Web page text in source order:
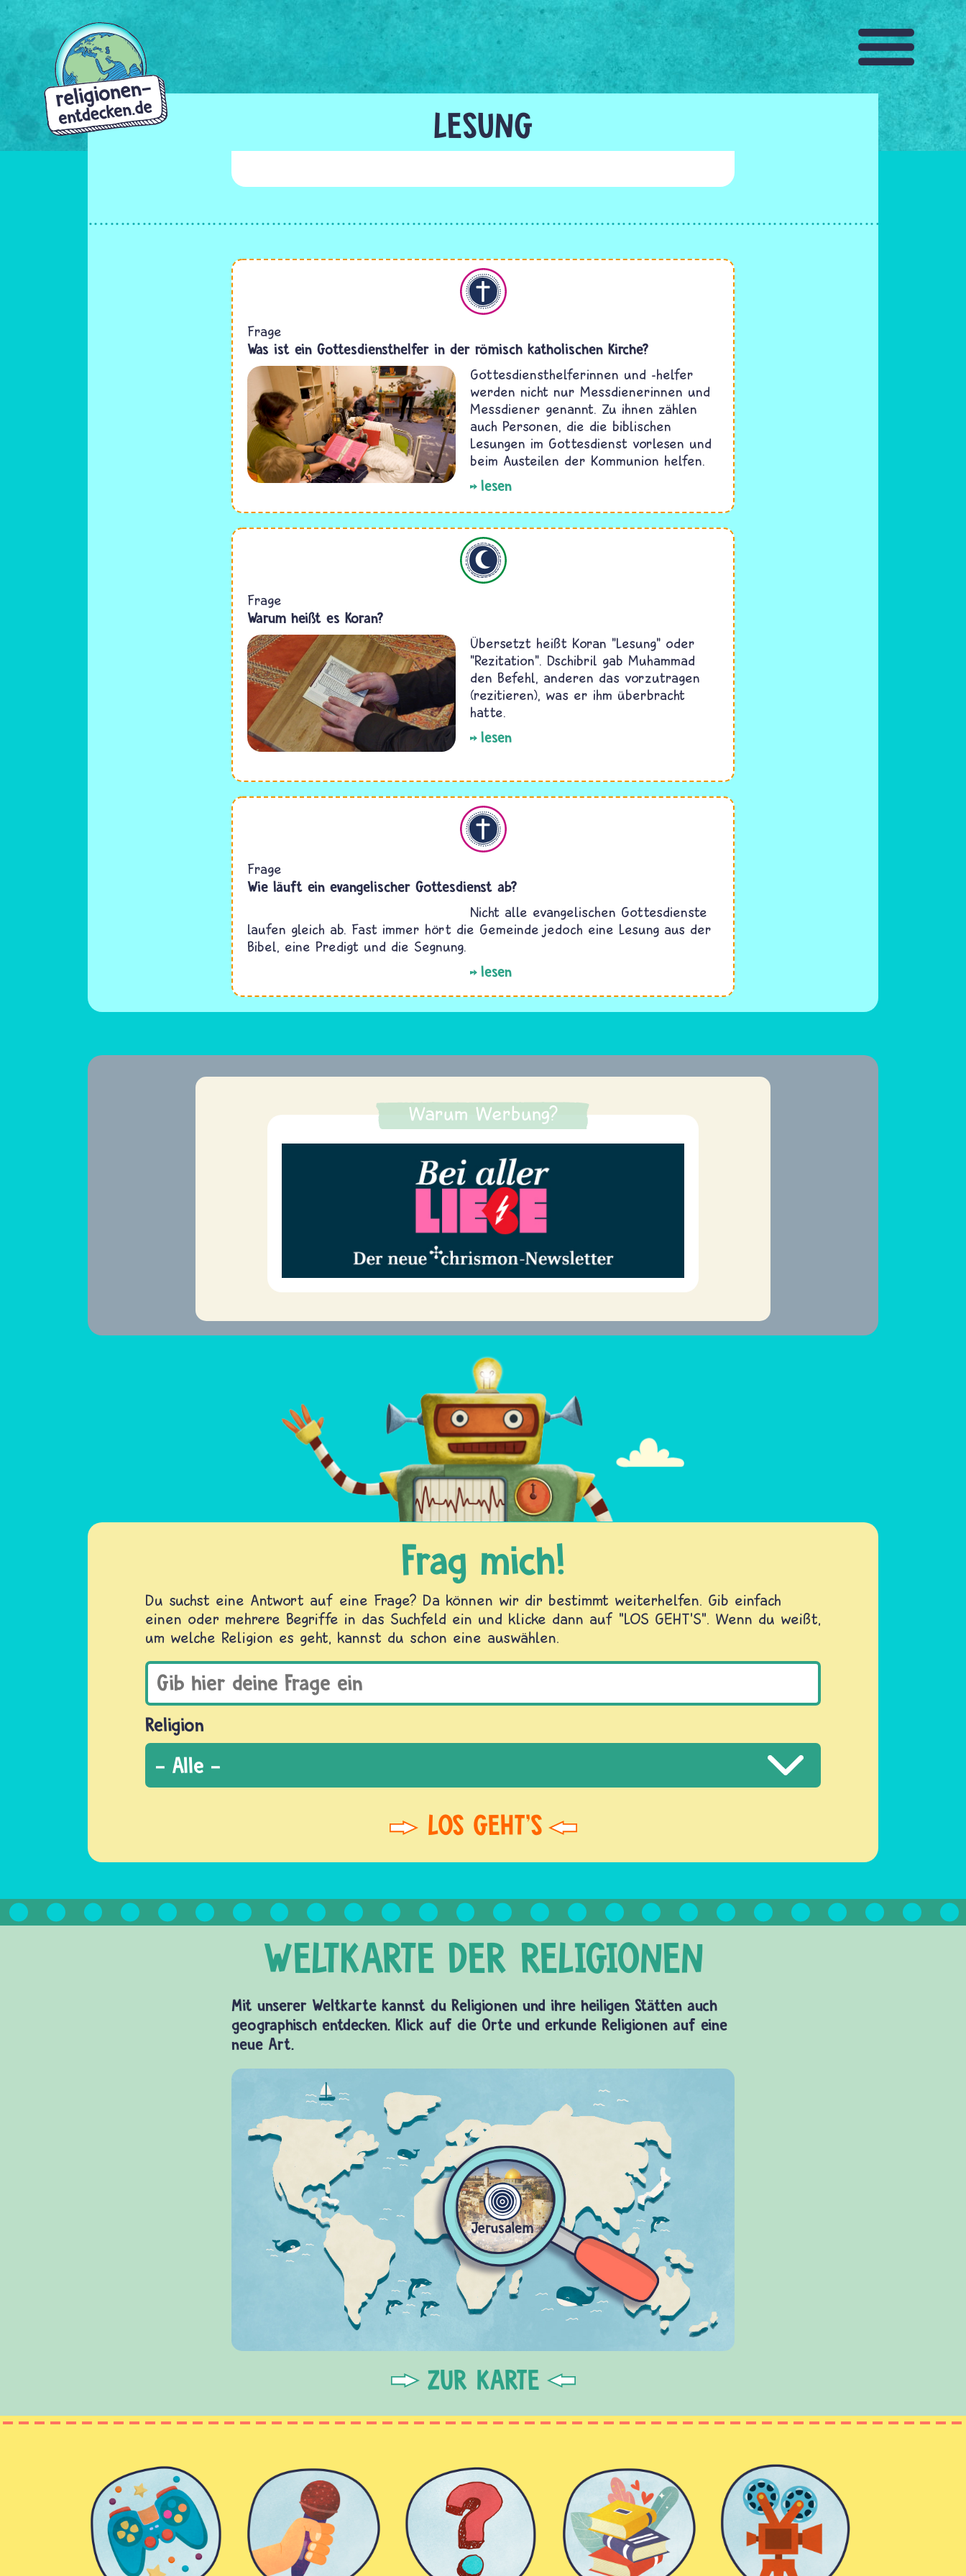
Direkt
LESUNG
Frage
Was ist ein Gottesdiensthelfer in der römisch katholischen Kirche?
Gottesdiensthelferinnen und -helfer
werden nicht nur Messdienerinnen und
Messdiener genannt. Zu ihnen zählen
auch Personen, die die biblischen
Lesungen im Gottesdienst vorlesen und
beim Austeilen der Kommunion helfen.
lesen
Frage
Warum heißt es Koran?
Übersetzt heißt Koran "Lesung" oder
"Rezitation". Dschibril gab Muhammad
den Befehl, anderen das vorzutragen
(rezitieren), was er ihm überbracht
hatte.
lesen
Frage
Wie läuft ein evangelischer Gottesdienst ab?
Nicht alle evangelischen Gottesdienste
laufen gleich ab. Fast immer hört die Gemeinde jedoch eine Lesung aus der
Bibel, eine Predigt und die Segnung.
lesen
Warum Werbung?
Frag mich!
Du suchst eine Antwort auf eine Frage? Da können wir dir bestimmt weiterhelfen. Gib einfach
einen oder mehrere Begriffe in das Suchfeld ein und klicke dann auf "LOS GEHT'S". Wenn du weißt,
um welche Religion es geht, kannst du schon eine auswählen.
Religion
Mit unserer Weltkarte kannst du Religionen und ihre heiligen Stätten auch
geographisch entdecken. Klick auf die Orte und erkunde Religionen auf eine
neue Art.
ZUR KARTE